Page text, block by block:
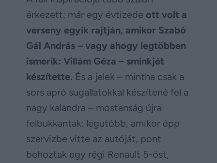
érkezett: már egy évtizede ott volt a
verseny egyik rajtján, amikor Szabó
Gál András – vagy ahogy legtöbben
ismerik: Villám Géza – sminkjét
készítette. És a jelek – mintha csak a
sors apró sugallatokkal készítené fel a
nagy kalandra – mostanság újra
felbukkantak: legutóbb, amikor épp
szervizbe vitte az autóját, pont
behoztak egy régi Renault 5-öst,